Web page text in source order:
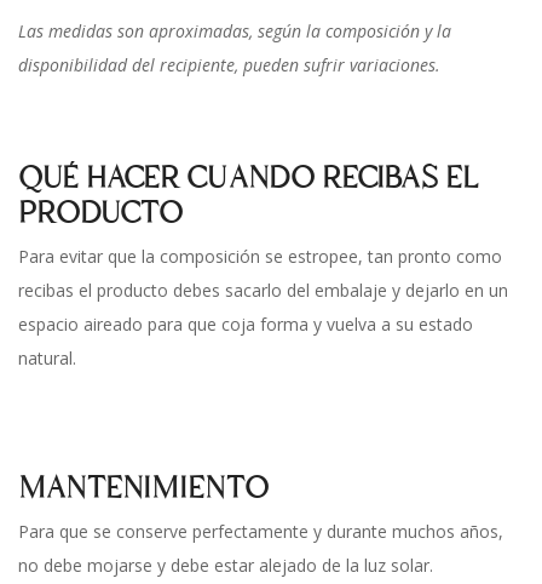
Las medidas son aproximadas, según la composición y la
disponibilidad del recipiente, pueden sufrir variaciones.
QUÉ HACER CUANDO RECIBAS EL
PRODUCTO
Para evitar que la composición se estropee, tan pronto como
recibas el producto debes sacarlo del embalaje y dejarlo en un
espacio aireado para que coja forma y vuelva a su estado
natural.
MANTENIMIENTO
Para que se conserve perfectamente y durante muchos años,
no debe mojarse y debe estar alejado de la luz solar.